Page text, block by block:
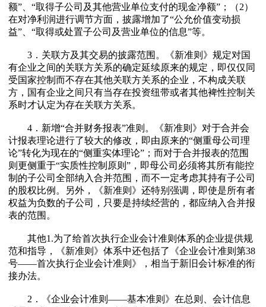
额”、“取得子公司及其他营业单位支付的现金净额”；（2）
在对净利润进行调节方面，披露增加了“公允价值变动损
益”、“取得或处置子公司及营业单位的信息”等。
3．关联方及其交易的披露范围。《新准则》规定对国
有企业之间的关联方关系的确定延续原来的规定，即仅仅同
受国家控制而不存在其他关联方关系的企业，不构成关联
方，国有企业之间只有当存在投资纽带或者其他裨性控制关
系时才认定为存在关联方关系。
4．新增“合并财务报表”准则。《新准则》对于合并会
计报表理论进行了较大的修改，即由原来的“侧重母公司理
论”转化为现在的“侧重实体理论”；而对于合并报表的范围
则更侧重于“实质性控制原则”，即母公司必须将其所有能控
制的子公司全部纳入合并范围，而不一定考虑其持有子公司
的股权比例。另外，《新准则》还特别强调，即使是所有者
权益为负数的子公司，只要是持续经营的，都应纳入合并报
表的范围。
其他1.为了给首次执行企业会计准则体系的企业提供规
范和指导，《新准则》体系中还包括了《企业会计准则第38
号——首次执行企业会计准则》，相当于新旧会计标准的衔
接办法。
2．《企业会计准则——基本准则》在总则、会计信息